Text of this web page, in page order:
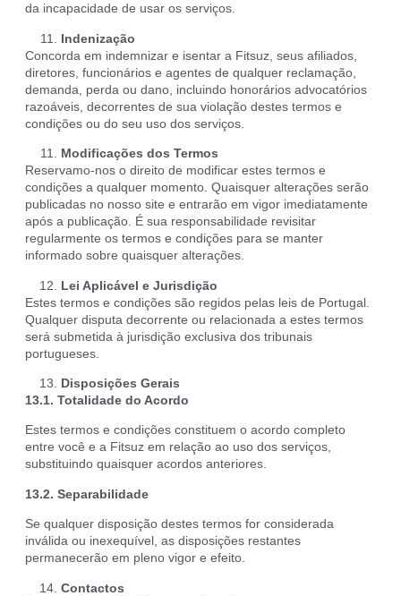
da incapacidade de usar os serviços.
Indenização
Concorda em indemnizar e isentar a Fitsuz, seus afiliados,
diretores, funcionários e agentes de qualquer reclamação,
demanda, perda ou dano, incluindo honorários advocatórios
razoáveis, decorrentes de sua violação destes termos e
condições ou do seu uso dos serviços.
Modificações dos Termos
Reservamo-nos o direito de modificar estes termos e
condições a qualquer momento. Quaisquer alterações serão
publicadas no nosso site e entrarão em vigor imediatamente
após a publicação. É sua responsabilidade revisitar
regularmente os termos e condições para se manter
informado sobre quaisquer alterações.
Lei Aplicável e Jurisdição
Estes termos e condições são regidos pelas leis de Portugal.
Qualquer disputa decorrente ou relacionada a estes termos
será submetida à jurisdição exclusiva dos tribunais
portugueses.
Disposições Gerais
13.1. Totalidade do Acordo
Estes termos e condições constituem o acordo completo
entre você e a Fitsuz em relação ao uso dos serviços,
substituindo quaisquer acordos anteriores.
13.2. Separabilidade
Se qualquer disposição destes termos for considerada
inválida ou inexequível, as disposições restantes
permanecerão em pleno vigor e efeito.
Contactos